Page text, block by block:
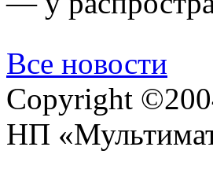
Все новости
Copyright
НП